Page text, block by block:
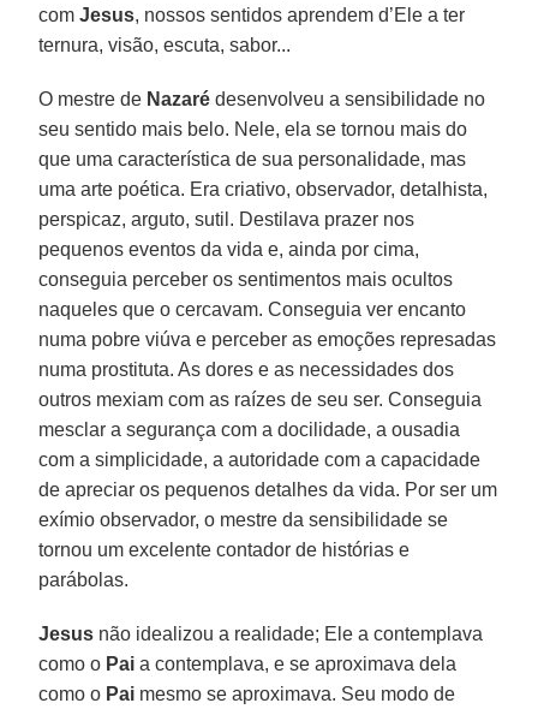
comJesus, nossos sentidos aprendem d’Ele a ter
ternura, visão, escuta, sabor...
O mestre de Nazaré desenvolveu a sensibilidade no
seu sentido mais belo. Nele, ela se tornou mais do
que uma característica de sua personalidade, mas
uma arte poética. Era criativo, observador, detalhista,
perspicaz, arguto, sutil. Destilava prazer nos
pequenos eventos da vida e, ainda por cima,
conseguia perceber os sentimentos mais ocultos
naqueles que o cercavam. Conseguia ver encanto
numa pobre viúva e perceber as emoções represadas
numa prostituta. As dores e as necessidades dos
outros mexiam com as raízes de seu ser. Conseguia
mesclar a segurança com a docilidade, a ousadia
com a simplicidade, a autoridade com a capacidade
de apreciar os pequenos detalhes da vida. Por ser um
exímio observador, o mestre da sensibilidade se
tornou um excelente contador de histórias e
parábolas.
Jesus não idealizou a realidade; Ele a contemplava
como o Pai a contemplava, e se aproximava dela
como o Pai mesmo se aproximava. Seu modo de